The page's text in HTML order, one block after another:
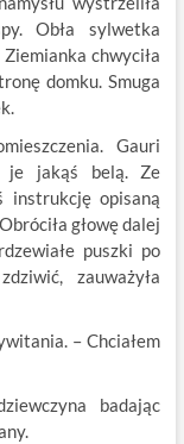
Obła sylwetka
chwyciła
domku. Smuga
Gauri
je jakąś belą. Ze
instrukcję opisaną
głowę dalej
puszki po
zauważyła
– Chciałem
badając